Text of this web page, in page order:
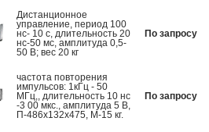
Дистанционное
управление, период 100
нс- 10 с, длительность 20
нс-50 мс, амплитуда 0,5-
50 В; вес 20 кг
По запросу
частота повторения
импульсов: 1кГц - 50
МГц,, длительность 10 нс
-3 00 мкс., амплитуда 5 В,
П-486х132х475, М-15 кг.
По запросу